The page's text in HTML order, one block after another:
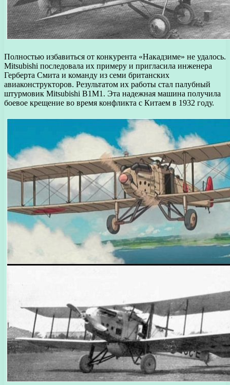
Полностью избавиться от конкурента «Накадзиме» не удалось.
Mitsubishi последовала их примеру и пригласила инженера
Герберта Смита и команду из семи британских
авиаконструкторов. Результатом их работы стал палубный
штурмовик Mitsubishi B1M1. Эта надежная машина получила
боевое крещение во время конфликта с Китаем в 1932 году.